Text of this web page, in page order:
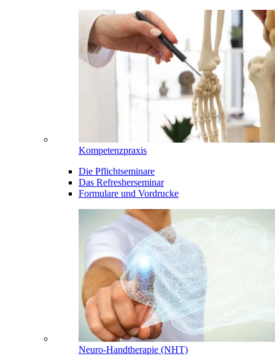
Kompetenzpraxis
Die Pflichtseminare
Das Refresherseminar
Formulare und Vordrucke
Neuro-Handtherapie (NHT)